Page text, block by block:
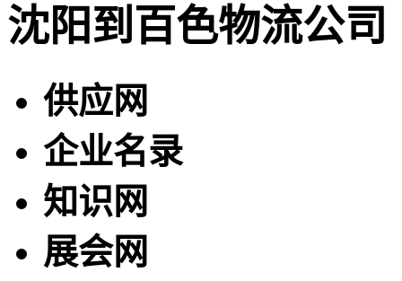
沈阳到百色物流公司
供应网
企业名录
知识网
展会网